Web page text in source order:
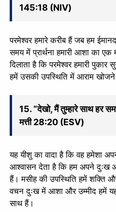
145:18 (NIV)
परमेश्वर हमारे करीब हैं जब हम
समय में प्रार्थना हमारी आशा का एक
दिलाता है कि परमेश्वर हमारी
हमें उसकी उपस्थिति में आराम
15. “देखो, मैं तुम्हारे साथ हर
मत्ती 28:20 (ESV)
यह यीशु का वादा है कि वह हमेशा
आश्वासन देता है कि हम अपने दुःख
हैं। मसीह की उपस्थिति हमें शक्ति
वचन दुःख में आशा और उम्मीद हमें यह
साथ हैं।